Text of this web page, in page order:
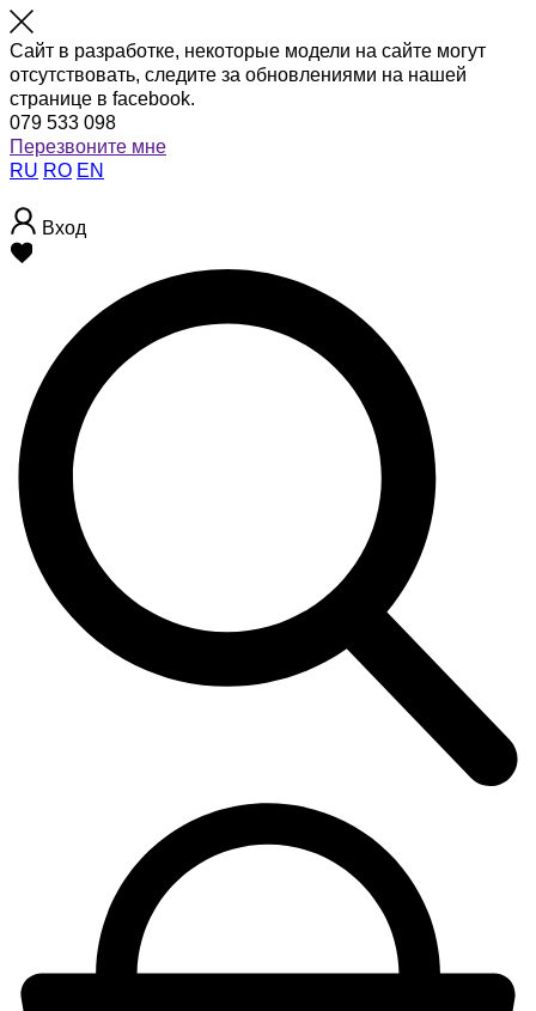
Сайт в разработке, некоторые модели на сайте могут
отсутствовать, следите за обновлениями на нашей
странице в facebook.
079 533 098
Перезвоните мне
RU RO EN
Вход